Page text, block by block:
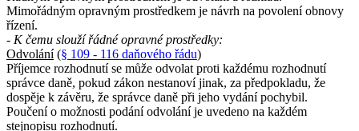
Mimořádným opravným prostředkem je návrh na povolení obnovy
řízení.
- K čemu slouží řádné opravné prostředky:
Odvolání(§ 109 - 116 daňového řádu)
Příjemce rozhodnutí se může odvolat proti každému rozhodnutí
správce daně, pokud zákon nestanoví jinak, za předpokladu, že
dospěje k závěru, že správce daně při jeho vydání pochybil.
Poučení o možnosti podání odvolání je uvedeno na každém
stejnopisu rozhodnutí.